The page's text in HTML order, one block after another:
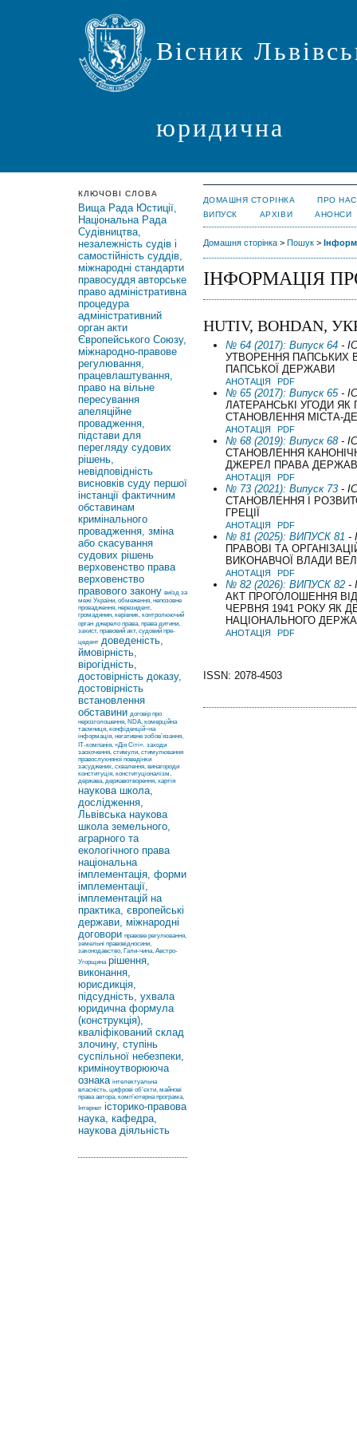
Вісник
юридична
КЛЮЧОВІ СЛОВА
Вища Рада Юстиції,
Національна Рада
Судівництва,
незалежність судів і
самостійність суддів,
міжнародні стандарти
правосуддя авторське
право адміністративна
процедура
адміністративний
орган акти
Європейського Союзу,
міжнародно-правове
регулювання,
працевлаштування,
право на вільне
пересування
апеляційне
провадження,
підстави для
перегляду судових
рішень,
невідповідність
висновків суду першої
інстанції фактичним
обставинам
кримінального
провадження, зміна
або скасування
судових рішень
верховенство права
верховенство
правового закону виїзд за
межі України, обмеження, непозовне
провадження, нерезидент,
громадянин, керівник, контролюючий
орган джерело права, права дитини,
захист, правовий акт, судовий пре-
цедент доведеність,
ймовірність,
вірогідність,
достовірність доказу,
достовірність
встановлення
обставини договір про
нерозголошення, NDA, комерційна
таємниця, конфіденцій¬на
інформація, негативне зобов’язання,
ІТ-компанія, «Дія Сіті». заходи
заохочення, стимули, стимулювання
правослухняної поведінки
засуджених, схвалення, винагороди
конституція, конституціоналізм,
держава, державотворення, хартія
наукова школа,
дослідження,
Львівська наукова
школа земельного,
аграрного та
екологічного права
національна
імплементація, форми
імплементації,
імплементацій на
практика, європейські
держави, міжнародні
договори правове регулювання,
земельні правовідносини,
законодавство, Гали-чина, Австро-
Угорщина рішення,
виконання,
юрисдикція,
підсудність, ухвала
юридична формула
(конструкція),
кваліфікований склад
злочину, ступінь
суспільної небезпеки,
криміноутворююча
ознака інтелектуальна
власність, цифрові об’єкти, майнові
права автора, комп’ютерна програма,
Інтернет історико-правова
наука, кафедра,
наукова діяльність
ДОМАШНЯ СТОРІНКА
ПРО НАС
ВИПУСК
АРХІВИ АНОНСИ
Домашня сторінка> Пошук>
ІНФОРМАЦІЯ
HUTIV, BOHDAN,
№ 64 (2017): Випуск 64-
УТВОРЕННЯ ПАПСЬКИХ
ПАПСЬКОЇ ДЕРЖАВИ
АНОТАЦІЯ PDF
№ 65 (2017): Випуск 65-
ЛАТЕРАНСЬКІ УГОДИ ЯК
СТАНОВЛЕННЯ МІСТА-
АНОТАЦІЯ PDF
№ 68 (2019): Випуск 68-
СТАНОВЛЕННЯ
ДЖЕРЕЛ ПРАВА
АНОТАЦІЯ PDF
№ 73 (2021): Випуск 73-
СТАНОВЛЕННЯ І
ГРЕЦІЇ
АНОТАЦІЯ PDF
№ 81 (2025): ВИПУСК 81 -
ПРАВОВІ ТА
ВИКОНАВЧОЇ ВЛАДИ
АНОТАЦІЯ PDF
№ 82 (2026): ВИПУСК 82-
АКТ ПРОГОЛОШЕННЯ
ЧЕРВНЯ 1941 РОКУ ЯК
НАЦІОНАЛЬНОГО
АНОТАЦІЯ PDF
ISSN: 2078-4503